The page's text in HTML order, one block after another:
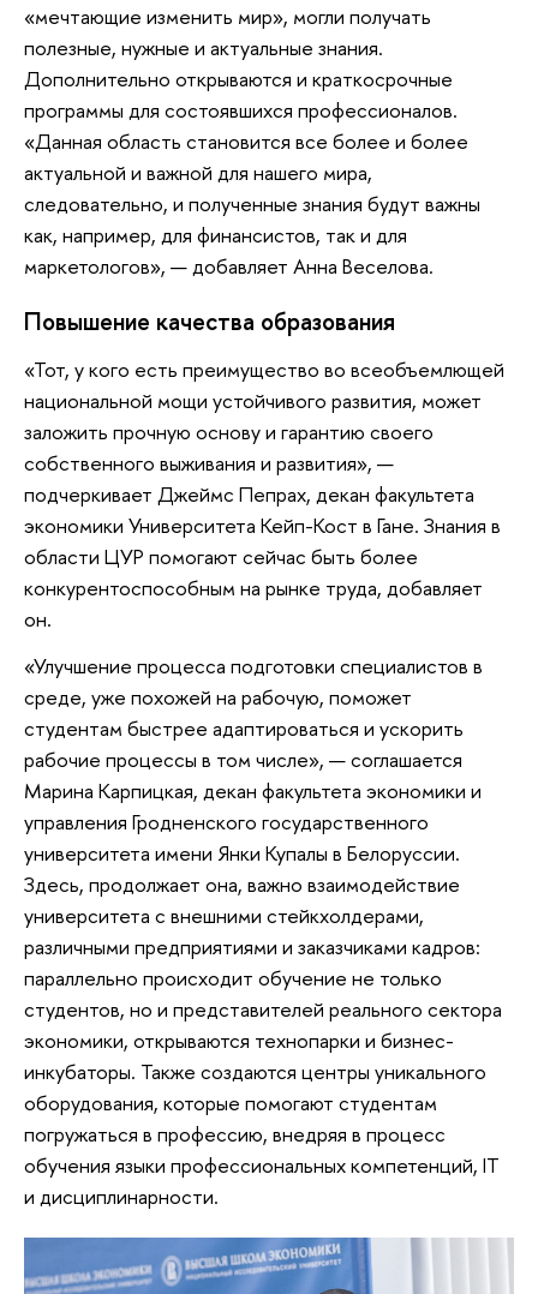
«мечтающие изменить мир», могли получать
полезные, нужные и актуальные знания.
Дополнительно открываются и краткосрочные
программы для состоявшихся профессионалов.
«Данная область становится все более и более
актуальной и важной для нашего мира,
следовательно, и полученные знания будут важны
как, например, для финансистов, так и для
маркетологов», — добавляет Анна Веселова.
Повышение качества образования
«Тот, у кого есть преимущество во всеобъемлющей
национальной мощи устойчивого развития, может
заложить прочную основу и гарантию своего
собственного выживания и развития», —
подчеркивает Джеймс Пепрах, декан факультета
экономики Университета Кейп-Кост в Гане. Знания в
области ЦУР помогают сейчас быть более
конкурентоспособным на рынке труда, добавляет
он.
«Улучшение процесса подготовки специалистов в
среде, уже похожей на рабочую, поможет
студентам быстрее адаптироваться и ускорить
рабочие процессы в том числе», — соглашается
Марина Карпицкая, декан факультета экономики и
управления Гродненского государственного
университета имени Янки Купалы в Белоруссии.
Здесь, продолжает она, важно взаимодействие
университета с внешними стейкхолдерами,
различными предприятиями и заказчиками кадров:
параллельно происходит обучение не только
студентов, но и представителей реального сектора
экономики, открываются технопарки и бизнес-
инкубаторы. Также создаются центры уникального
оборудования, которые помогают студентам
погружаться в профессию, внедряя в процесс
обучения языки профессиональных компетенций, IT
и дисциплинарности.